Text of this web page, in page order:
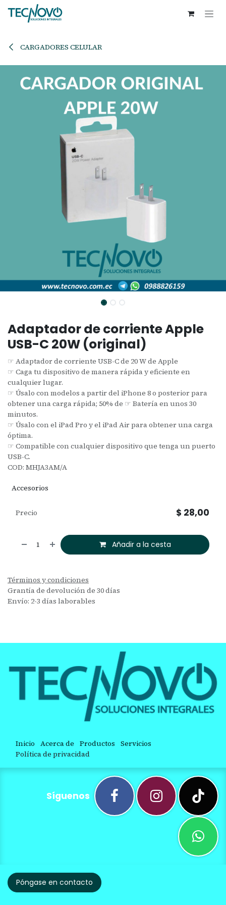
Ir al contenido
CARGADORES CELULAR
Adaptador de corriente Apple
USB-C 20W (original)
☞ Adaptador de corriente USB-C de 20 W de Apple
☞ Caga tu dispositivo de manera rápida y eficiente en
cualquier lugar.
☞ Úsalo con modelos a partir del iPhone 8 o posterior para
obtener una carga rápida; 50% de ☞ Batería en unos 30
minutos.
☞ Úsalo con el iPad Pro y el iPad Air para obtener una carga
óptima.
☞ Compatible con cualquier dispositivo que tenga un puerto
USB-C.
COD: MHJA3AM/A
Accesorios
Añadir a la cesta
Precio $ 28,00
Términos y condiciones
Grantía de devolución de 30 días
Envío: 2-3 días laborables
Inicio Acerca de Productos Servicios
Política de privacidad
Síguenos
Póngase en contacto